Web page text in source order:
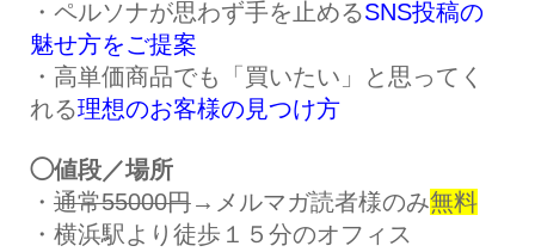
・ペルソナが思わず手を止めるSNS投稿の
魅せ方をご提案
・高単価商品でも「買いたい」と思ってく
れる理想のお客様の見つけ方
◯値段／場所
・ 通常55000円→メルマガ読者様のみ無料
・横浜駅より徒歩１５分のオフィス